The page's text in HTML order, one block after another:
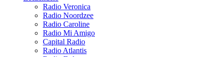
Radio Veronica
Radio Noordzee
Radio Caroline
Radio Mi Amigo
Capital Radio
Radio Atlantis